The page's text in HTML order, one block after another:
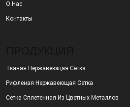
О Нас
Контакты
Тканая Нержавеющая Сетка
Рифленая Нержавеющая Сетка
Сетка Сплетенная Из Цветных Металлов